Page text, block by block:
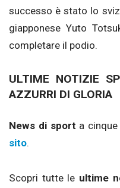
successo è stato lo
giapponese Yuto
completare il podio.
ULTIME NOTIZIE
AZZURRI DI GLORIA
News di sport a
sito.
Scopri tutte le ultime